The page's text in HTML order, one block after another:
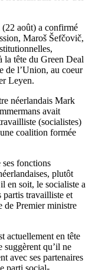
août) a confirmé
Maroš Šefčovič,
la tête du Green Deal
de l’Union, au coeur
Leyen.
néerlandais Mark
avait
(socialistes)
coalition formée
fonctions
plutôt
en soit, le socialiste a
partis travailliste et
de Premier ministre
actuellement en tête
suggèrent qu’il ne
avec ses partenaires